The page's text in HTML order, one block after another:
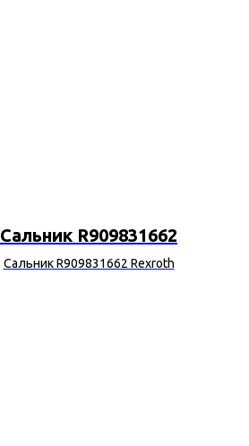
Сальник R909831662
Сальник R909831662 Rexroth